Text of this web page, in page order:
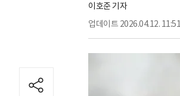
이호준 기자
업데이트 2026.04.12. 11:51